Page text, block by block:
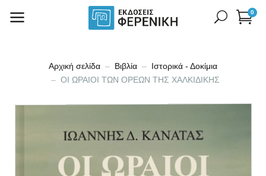
0
Αρχική σελίδα Βιβλία
Ιστορικά - Δοκίμια
ΟΙ ΩΡΑΙΟΙ ΤΩΝ ΟΡΕΩΝ ΤΗΣ ΧΑΛΚΙΔΙΚΗΣ